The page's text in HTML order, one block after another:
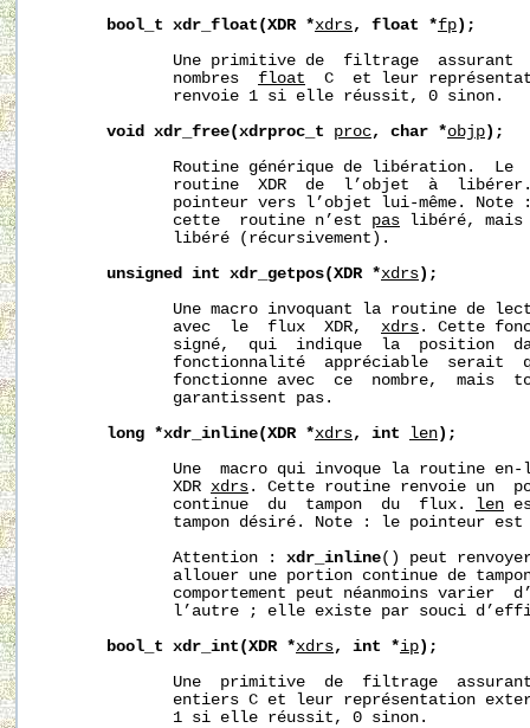
bool_t xdr_float(XDR *xdrs, float *fp );
Une primitive de  filtrage  assurant
              nombres
float
C  et leur
              renvoie 1 si elle réussit, 0 sinon.
void
xdr_free(xdrproc_t proc, char *objp );
Routine générique de libération.  Le
routine  XDR  de  l’objet  à
pointeur vers l’objet lui-même. Note
              cette  routine n’est
pas libéré,
              libéré (récursivement).
unsigned
int xdr_getpos(XDR *xdrs );
Une macro invoquant la routine de
              avec  le  flux  XDR,
xdrs . Cette
signé,  qui  indique  la  position
fonctionnalité  appréciable  serait
fonctionne avec  ce  nombre,  mais
              garantissent pas.
long *xdr_inline(XDR *xdrs, int len );
Une  macro qui invoque la routine
              XDR
xdrs . Cette routine renvoie un
              continue  du  tampon  du  flux.
len
tampon désiré. Note : le pointeur
              Attention :
xdr_inline() peut
allouer une portion continue de
comportement peut néanmoins varier
l’autre ; elle existe par souci
bool_t xdr_int(XDR *xdrs, int *ip );
Une  primitive  de  filtrage
entiers C et leur représentation
              1 si elle réussit, 0 sinon.